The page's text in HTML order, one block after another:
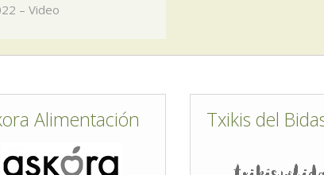
– Video
Alimentación Txikis del